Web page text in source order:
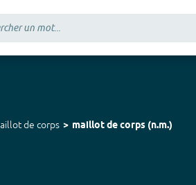
de corps maillot de corps (n.m.)